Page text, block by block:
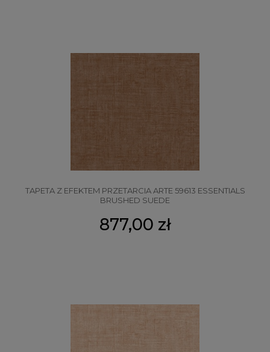
TAPETA Z EFEKTEM PRZETARCIA ARTE 59613 ESSENTIALS
BRUSHED SUEDE
877,00 zł